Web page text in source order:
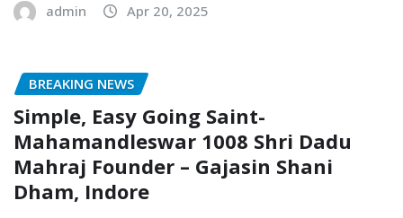
admin Apr 20, 2025
BREAKING NEWS
Simple, Easy Going Saint-
Mahamandleswar 1008 Shri Dadu
Mahraj Founder – Gajasin Shani
Dham, Indore